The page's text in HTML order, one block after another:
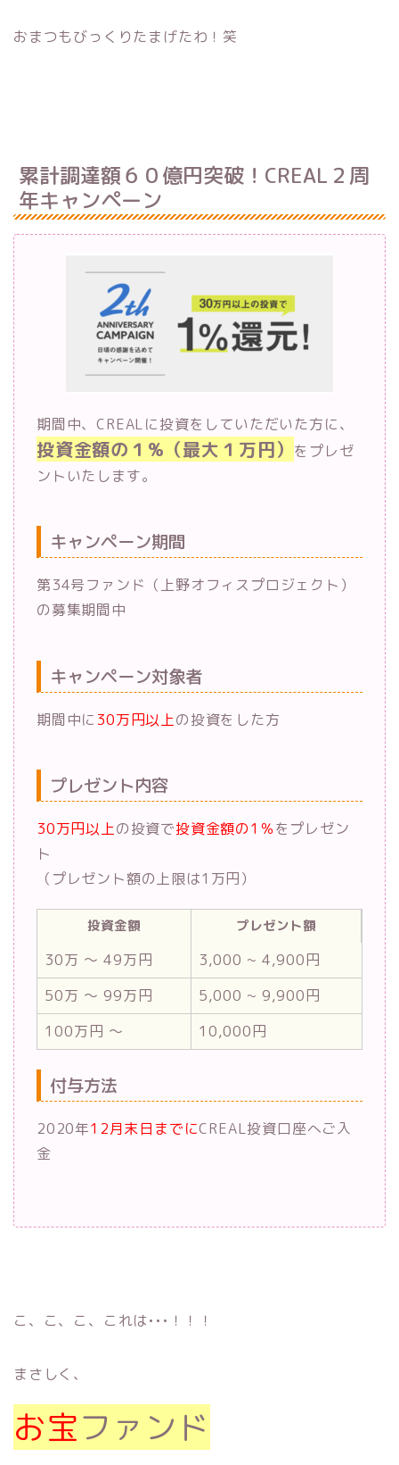
おまつもびっくりたまげたわ！笑
累計調達額６０億円突破！CREAL２周
年キャンペーン
期間中、CREALに投資をしていただいた方に、
投資金額の１%（最大１万円） をプレゼ
ントいたします。
キャンペーン期間
第34号ファンド（上野オフィスプロジェクト）
の募集期間中
キャンペーン対象者
期間中に 30万円以上の投資をした方
プレゼント内容
30万円以上の投資で投資金額の1％をプレゼン
ト
（プレゼント額の上限は1万円）
投資金額 プレゼント額
30万 〜 49万円
3,000 ~ 4,900円
50万 〜 99万円
5,000 ~ 9,900円
100万円 〜
10,000円
付与方法
2020年12月末日までにCREAL投資口座へご入
金
こ、こ、こ、これは•••！！！
まさしく、
お宝ファンド